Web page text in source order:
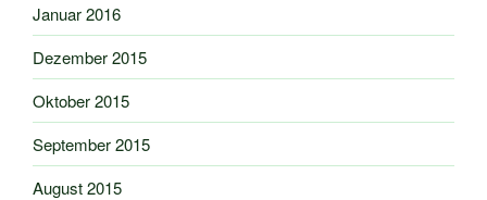
Januar 2016
Dezember 2015
Oktober 2015
September 2015
August 2015